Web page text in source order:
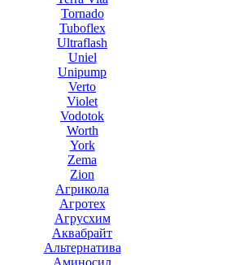
Tornado
Tuboflex
Ultraflash
Uniel
Unipump
Verto
Violet
Vodotok
Worth
York
Zema
Zion
Агрикола
Агротех
Агрусхим
Аквабрайт
Альтернатива
Аминосил